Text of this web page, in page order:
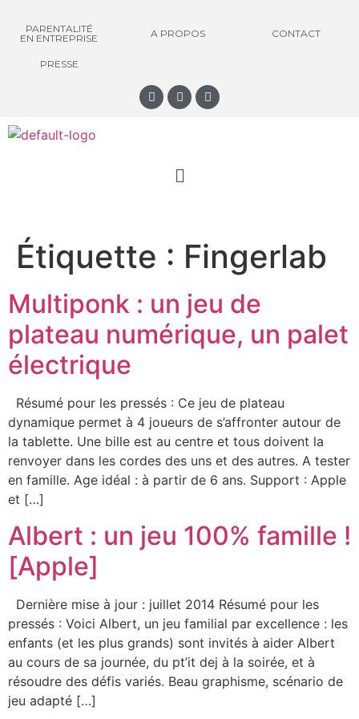
PARENTALITÉ
EN ENTREPRISE
A PROPOS CONTACT
PRESSE
Étiquette : Fingerlab
Multiponk : un jeu de
plateau numérique, un palet
électrique
Résumé pour les pressés : Ce jeu de plateau
dynamique permet à 4 joueurs de s’affronter autour de
la tablette. Une bille est au centre et tous doivent la
renvoyer dans les cordes des uns et des autres. A tester
en famille. Age idéal : à partir de 6 ans. Support : Apple
et […]
Albert : un jeu 100% famille !
[Apple]
Dernière mise à jour : juillet 2014 Résumé pour les
pressés : Voici Albert, un jeu familial par excellence : les
enfants (et les plus grands) sont invités à aider Albert
au cours de sa journée, du pt’it dej à la soirée, et à
résoudre des défis variés. Beau graphisme, scénario de
jeu adapté […]